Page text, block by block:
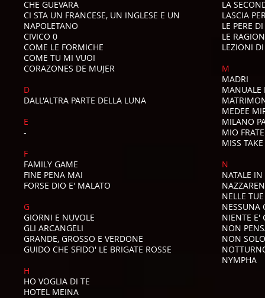
CHE GUEVARA
CI STA UN FRANCESE, UN INGLESE E UN
NAPOLETANO
CIVICO 0
COME LE FORMICHE
COME TU MI VUOI
CORAZONES DE MUJER
D
DALL'ALTRA PARTE DELLA LUNA
E
-
F
FAMILY GAME
FINE PENA MAI
FORSE DIO E' MALATO
G
GIORNI E NUVOLE
GLI ARCANGELI
GRANDE, GROSSO E VERDONE
GUIDO CHE SFIDO' LE BRIGATE ROSSE
H
HO VOGLIA DI TE
HOTEL MEINA
LA
LASCIA
LE PERE
LE
LEZIONI
M
MADRI
MANUALE
MEDEE
MILANO
MIO
MISS TAKE
N
NATALE IN
NELLE
NESSUNA
NIENTE E'
NON
NON
NYMPHA